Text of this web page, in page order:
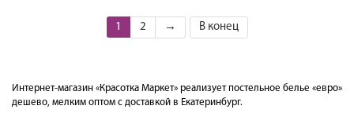
1 2 → В конец
Интернет-магазин «Красотка Маркет» реализует постельное белье «евро»
дешево, мелким оптом с доставкой в Екатеринбург.